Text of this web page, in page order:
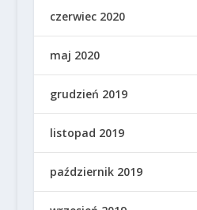
czerwiec 2020
maj 2020
grudzień 2019
listopad 2019
październik 2019